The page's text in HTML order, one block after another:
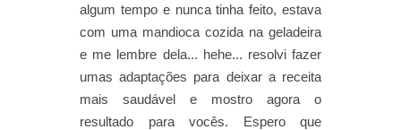
algum tempo e nunca tinha feito, estava
com uma mandioca cozida na geladeira
e me lembre dela... hehe... resolvi fazer
umas adaptações para deixar a receita
mais saudável e mostro agora o
resultado para vocês. Espero que